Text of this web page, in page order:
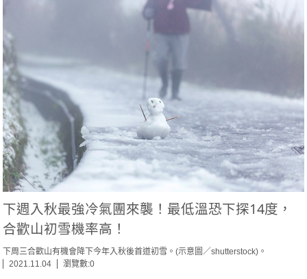
下週入秋最強冷氣團來襲！最低溫恐下探14度，
合歡山初雪機率高！
下周三合歡山有機會降下今年入秋後首道初雪。(示意圖／shutterstock)。
2021.11.04
瀏覽數:0